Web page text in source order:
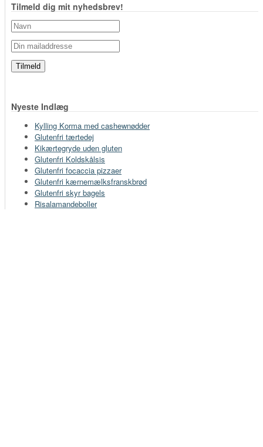
Tilmeld dig mit nyhedsbrev!
Nyeste Indlæg
Kylling Korma med cashewnødder
Glutenfri tærtedej
Kikærtegryde uden gluten
Glutenfri Koldskålsis
Glutenfri focaccia pizzaer
Glutenfri kærnemælksfranskbrød
Glutenfri skyr bagels
Risalamandeboller